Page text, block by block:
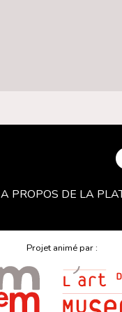
A PROPOS DE LA
Projet animé par :